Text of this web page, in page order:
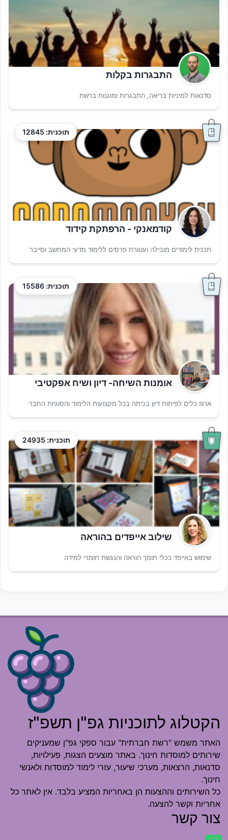
התבגרות בקלות
סדנאות למיניות בריאה, התבגרות ומוגנות ברשת
תוכנית: 12845
קודמאנקי - הרפתקת קידוד
תכנית לימודים מובילה ועטורת פרסים ללימוד מדעי המחשב וסייבר
תוכנית: 15586
אומנות השיחה- דיון ושיח אפקטיבי
ארגז כלים לפיתוח דיון בכיתה בכל מקצועות הלימוד והסוגיות החבר
תוכנית: 24935
שילוב אייפדים בהוראה
שימוש באייפד ככלי תומך הוראה והנגשת חומרי למידה
הקטלוג לתוכניות גפ"ן תשפ"ז
האתר משמש "רשת חברתית" עבור ספקי גפ"ן שמעניקים
שירותים למוסדות חינוך. באתר מוצעים הצגות, פעילויות,
סדנאות, הרצאות, מערכי שיעור, עזרי לימוד למוסדות ולאנשי
חינוך.
כל השירותים וההצעות הן באחריות המציע בלבד. אין לאתר כל
אחריות וקשר להצעה.
צור קשר